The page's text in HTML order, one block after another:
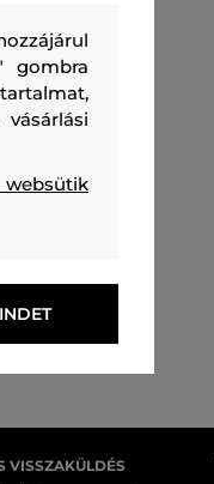
PINSTRIPE
VISSZAKÜLDÉS
gombra